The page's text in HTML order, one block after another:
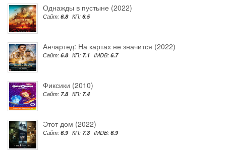
Однажды в пустыне (2022)
Сайт: 6.8 КП: 6.5
Анчартед: На картах не значится (2022)
Сайт: 6.8 КП: 7.1 IMDB: 6.7
Фиксики (2010)
Сайт: 7.8 КП: 7.4
Этот дом (2022)
Сайт: 6.9 КП: 7.3 IMDB: 6.9